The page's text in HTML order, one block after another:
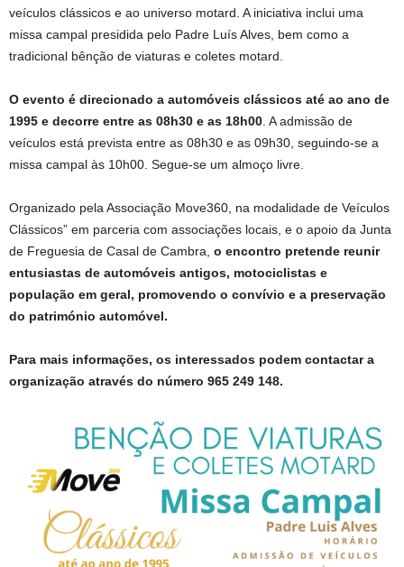
veículos clássicos e ao universo motard. A iniciativa inclui uma
missa campal presidida pelo Padre Luís Alves, bem como a
tradicional bênção de viaturas e coletes motard.
O evento é direcionado a automóveis clássicos até ao ano de
1995 e decorre entre as 08h30 e as 18h00 . A admissão de
veículos está prevista entre as 08h30 e as 09h30, seguindo-se a
missa campal às 10h00. Segue-se um almoço livre.
Organizado pela Associação Move360, na modalidade de Veículos
Clássicos” em parceria com associações locais, e o apoio da Junta
de Freguesia de Casal de Cambra, o encontro pretende reunir
entusiastas de automóveis antigos, motociclistas e
população em geral, promovendo o convívio e a preservação
do património automóvel.
Para mais informações, os interessados podem contactar a
organização através do número 965 249 148.